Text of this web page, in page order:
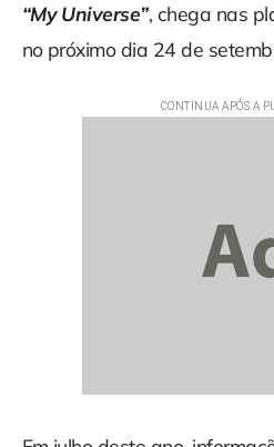
“My Universe”, chega nas
no próximo dia 24 de